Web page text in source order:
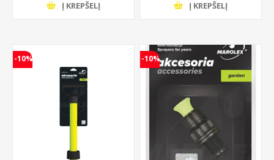
Į KREPŠELĮ Į KREPŠELĮ
-10% -10%